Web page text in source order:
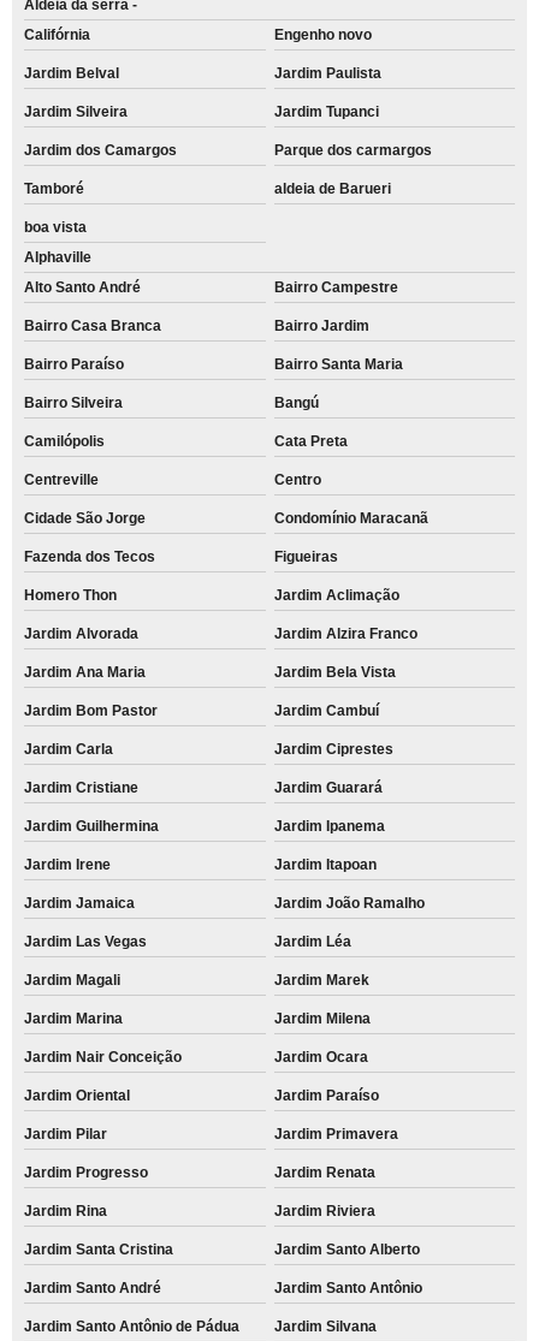
Aldeia da serra -
Califórnia
Engenho novo
Jardim Belval Jardim Paulista
Jardim Silveira Jardim Tupanci
Jardim dos Camargos Parque dos carmargos
Tamboré aldeia de Barueri
boa vista
Alphaville
Alto Santo André
Bairro Campestre
Bairro Casa Branca Bairro Jardim
Bairro Paraíso Bairro Santa Maria
Bairro Silveira Bangú
Camilópolis Cata Preta
Centreville Centro
Cidade São Jorge Condomínio Maracanã
Fazenda dos Tecos Figueiras
Homero Thon Jardim Aclimação
Jardim Alvorada Jardim Alzira Franco
Jardim Ana Maria Jardim Bela Vista
Jardim Bom Pastor Jardim Cambuí
Jardim Carla Jardim Ciprestes
Jardim Cristiane Jardim Guarará
Jardim Guilhermina Jardim Ipanema
Jardim Irene Jardim Itapoan
Jardim Jamaica Jardim João Ramalho
Jardim Las Vegas Jardim Léa
Jardim Magali Jardim Marek
Jardim Marina Jardim Milena
Jardim Nair Conceição Jardim Ocara
Jardim Oriental Jardim Paraíso
Jardim Pilar Jardim Primavera
Jardim Progresso Jardim Renata
Jardim Rina Jardim Riviera
Jardim Santa Cristina Jardim Santo Alberto
Jardim Santo André Jardim Santo Antônio
Jardim Santo Antônio de Pádua Jardim Silvana